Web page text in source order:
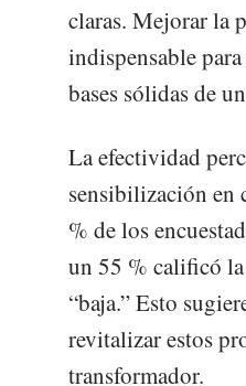
claras. Mejorar la
indispensable
bases sólidas de
La efectividad
sensibilización en
% de los
un 55 % calificó la
“baja.” Esto
revitalizar estos
transformador.